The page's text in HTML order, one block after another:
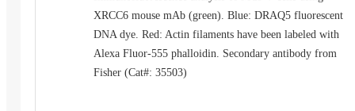
XRCC6 mouse mAb (green). Blue: DRAQ5 fluorescent
DNA dye. Red: Actin filaments have been labeled with
Alexa Fluor-555 phalloidin. Secondary antibody from
Fisher (Cat#: 35503)